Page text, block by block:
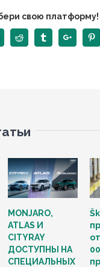
свою платформу!
Reddit TumblrGoogle+
MONJARO,
ATLAS И
CITYRAY
ДОСТУПНЫ НА
СПЕЦИАЛЬНЫХ